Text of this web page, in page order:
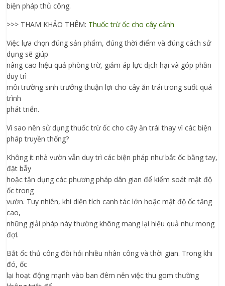
biện pháp thủ công.
>>> THAM KHẢO THÊM: Thuốc trừ ốc cho cây cảnh
Việc lựa chọn đúng sản phẩm, đúng thời điểm và đúng cách sử
dụng sẽ giúp
nâng cao hiệu quả phòng trừ, giảm áp lực dịch hại và góp phần
duy trì
môi trường sinh trưởng thuận lợi cho cây ăn trái trong suốt quá
trình
phát triển.
Vì sao nên sử dụng thuốc trừ ốc cho cây ăn trái thay vì các biện
pháp truyền thống?
Không ít nhà vườn vẫn duy trì các biện pháp như bắt ốc bằng tay,
đặt bẫy
hoặc tận dụng các phương pháp dân gian để kiểm soát mật độ
ốc trong
vườn. Tuy nhiên, khi diện tích canh tác lớn hoặc mật độ ốc tăng
cao,
những giải pháp này thường không mang lại hiệu quả như mong
đợi.
Bắt ốc thủ công đòi hỏi nhiều nhân công và thời gian. Trong khi
đó, ốc
lại hoạt động mạnh vào ban đêm nên việc thu gom thường